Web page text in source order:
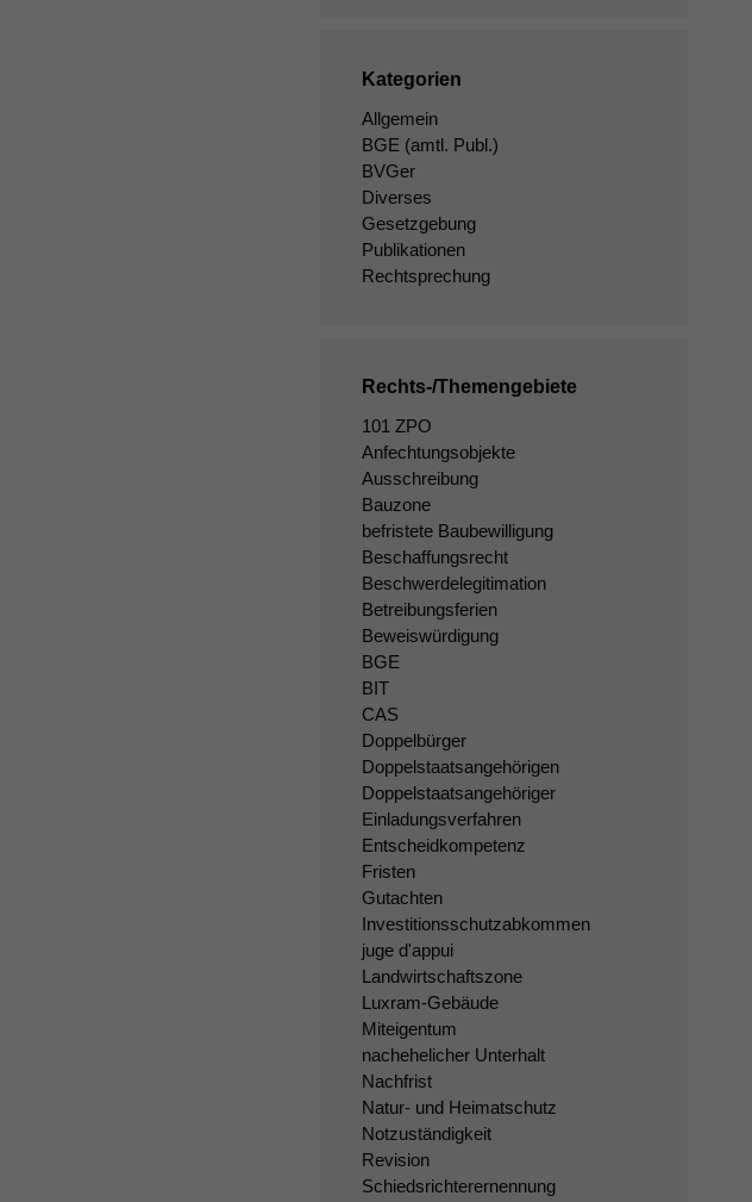
Kategorien
Allgemein
BGE (amtl. Publ.)
BVGer
Diverses
Gesetzgebung
Publikationen
Rechtsprechung
Rechts-/Themengebiete
101 ZPO
Anfechtungsobjekte
Ausschreibung
Bauzone
befristete Baubewilligung
Beschaffungsrecht
Beschwerdelegitimation
Betreibungsferien
Beweiswürdigung
BGE
BIT
CAS
Doppelbürger
Doppelstaatsangehörigen
Doppelstaatsangehöriger
Einladungsverfahren
Entscheidkompetenz
Fristen
Gutachten
Investitionsschutzabkommen
juge d'appui
Landwirtschaftszone
Luxram-Gebäude
Miteigentum
nachehelicher Unterhalt
Nachfrist
Natur- und Heimatschutz
Notzuständigkeit
Revision
Schiedsrichterernennung